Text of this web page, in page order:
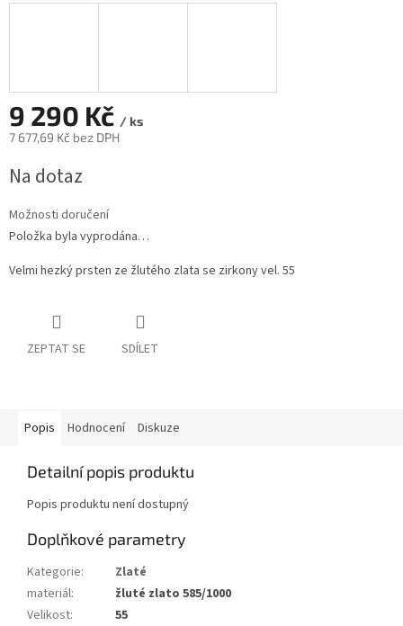
9 290 Kč / ks
7 677,69 Kč bez DPH
cena:
Na dotaz
Možnosti doručení
Položka byla vyprodána…
Velmi hezký prsten ze žlutého zlata se zirkony vel. 55
ZEPTAT SE SDÍLET
Popis Hodnocení Diskuze
Detailní popis produktu
Popis produktu není dostupný
Doplňkové parametry
Kategorie:
Zlaté
materiál:
žluté zlato 585/1000
Velikost:
55